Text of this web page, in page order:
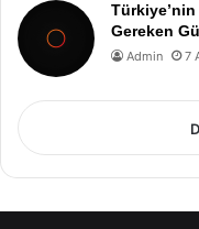
Gereken
Admin 7